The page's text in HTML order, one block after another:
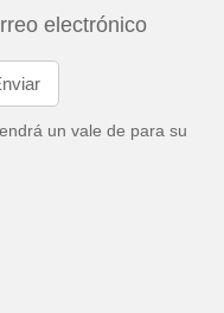
electrónico
un vale de para su